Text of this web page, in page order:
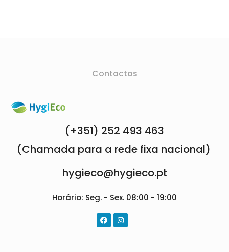
Contactos
(+351) 252 493 463
(Chamada para a rede fixa nacional)
hygieco@hygieco.pt
Horário: Seg. - Sex. 08:00 - 19:00